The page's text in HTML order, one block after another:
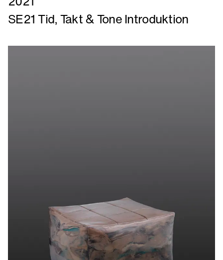
mere
om
Tid,
SE21 Tid, Takt & Tone Introduktion